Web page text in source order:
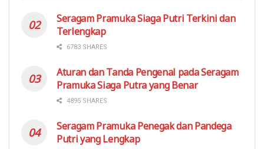
Seragam Pramuka Siaga Putri Terkini dan
Terlengkap
6783 SHARES
Aturan dan Tanda Pengenal pada Seragam
Pramuka Siaga Putra yang Benar
4895 SHARES
Seragam Pramuka Penegak dan Pandega
Putri yang Lengkap